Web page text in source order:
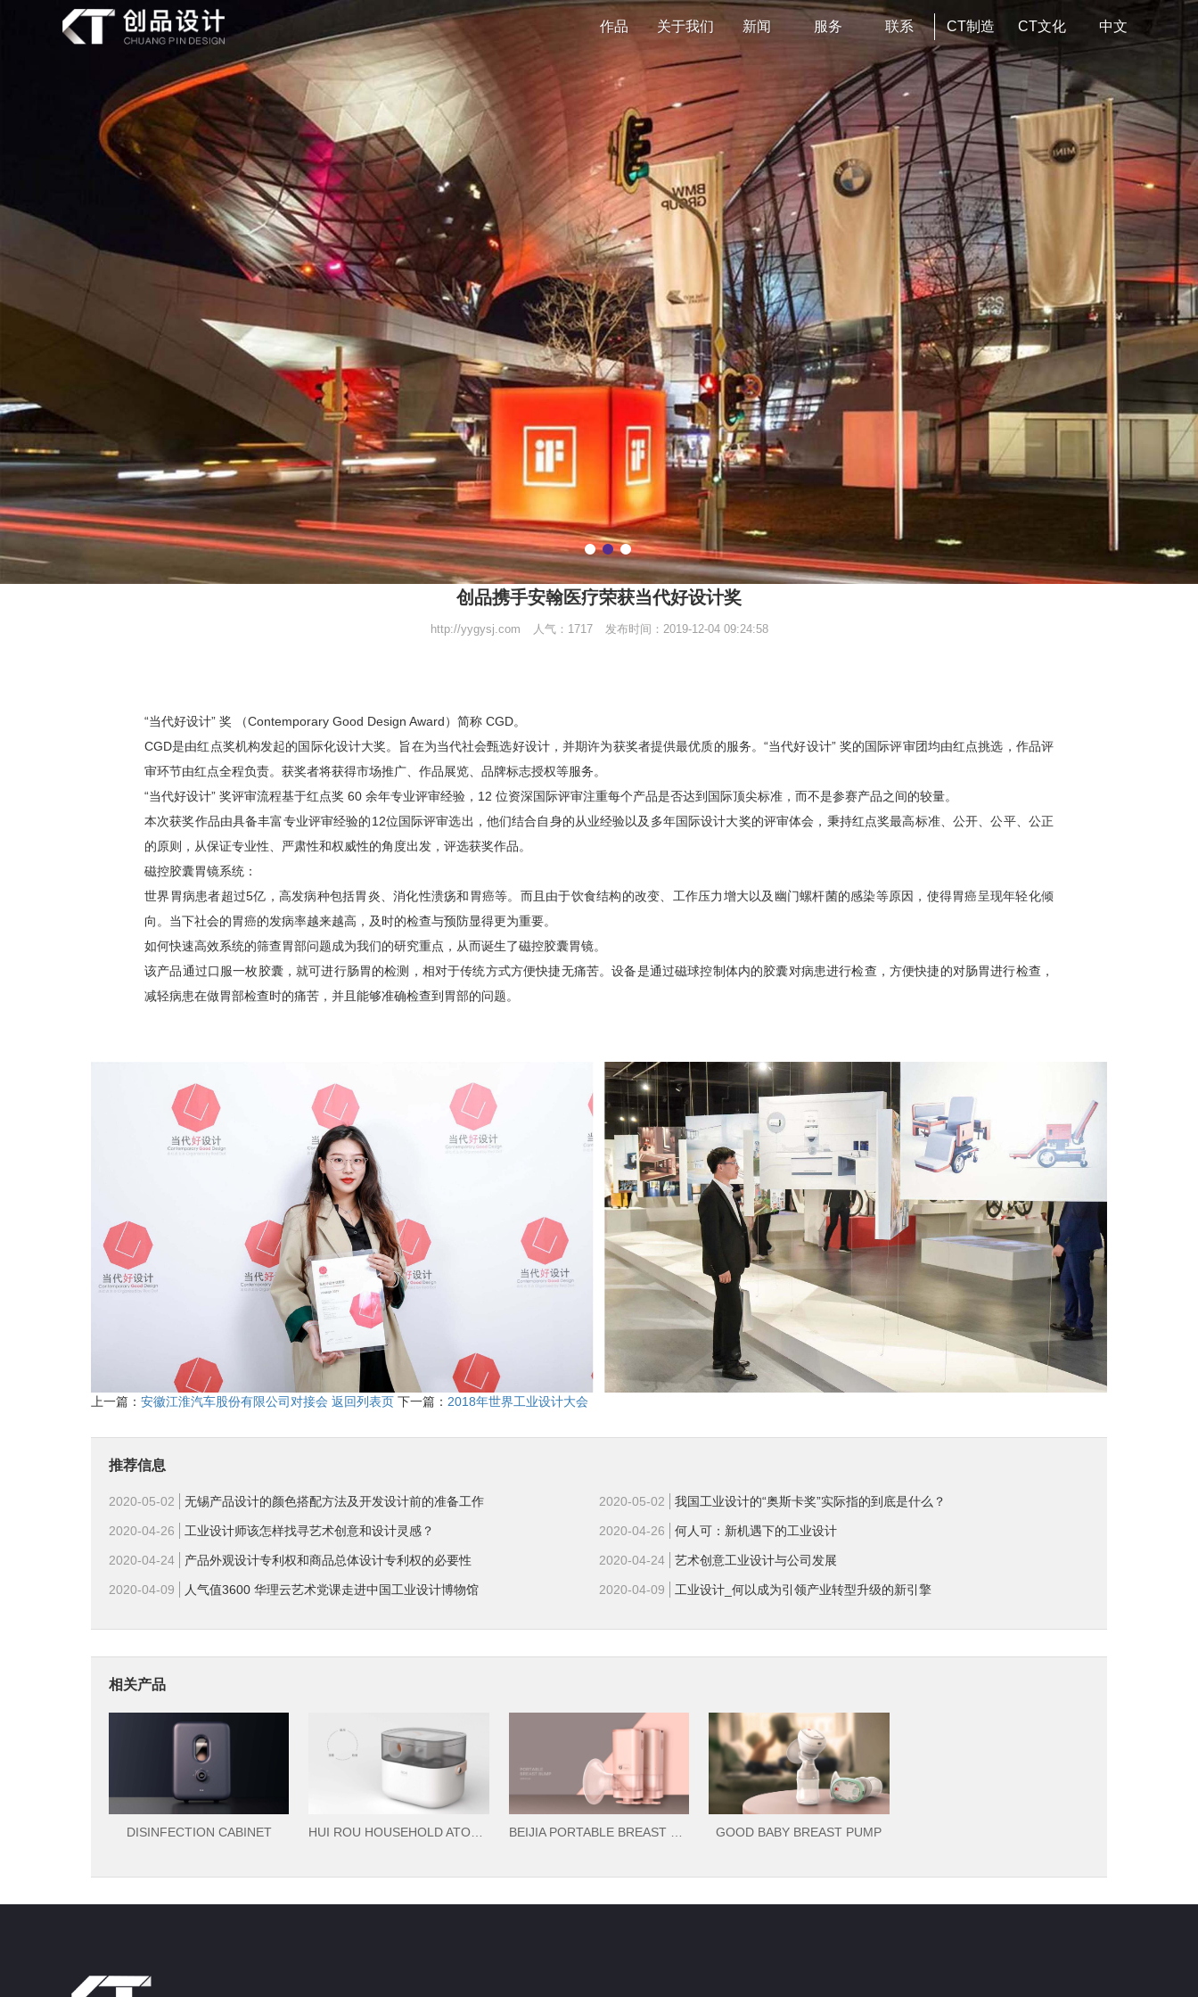
作品 关于我们 新闻 服务 联系 CT制造 CT文化 中文
创品携手安翰医疗荣获当代好设计奖
http://yygysj.com 人气：1717 发布时间：2019-12-04 09:24:58
“当代好设计” 奖 （Contemporary Good Design Award）简称 CGD。
CGD是由红点奖机构发起的国际化设计大奖。旨在为当代社会甄选好设计，并期许为获奖者提供最优质的服务。“当代好设计” 奖的国际评审团均由红点挑选，作品评
审环节由红点全程负责。获奖者将获得市场推广、作品展览、品牌标志授权等服务。
“当代好设计” 奖评审流程基于红点奖 60 余年专业评审经验，12 位资深国际评审注重每个产品是否达到国际顶尖标准，而不是参赛产品之间的较量。
本次获奖作品由具备丰富专业评审经验的12位国际评审选出，他们结合自身的从业经验以及多年国际设计大奖的评审体会，秉持红点奖最高标准、公开、公平、公正
的原则，从保证专业性、严肃性和权威性的角度出发，评选获奖作品。
磁控胶囊胃镜系统：
世界胃病患者超过5亿，高发病种包括胃炎、消化性溃疡和胃癌等。而且由于饮食结构的改变、工作压力增大以及幽门螺杆菌的感染等原因，使得胃癌呈现年轻化倾
向。当下社会的胃癌的发病率越来越高，及时的检查与预防显得更为重要。
如何快速高效系统的筛查胃部问题成为我们的研究重点，从而诞生了磁控胶囊胃镜。
该产品通过口服一枚胶囊，就可进行肠胃的检测，相对于传统方式方便快捷无痛苦。设备是通过磁球控制体内的胶囊对病患进行检查，方便快捷的对肠胃进行检查，
减轻病患在做胃部检查时的痛苦，并且能够准确检查到胃部的问题。
上一篇： 安徽江淮汽车股份有限公司对接会 返回列表页 下一篇： 2018年世界工业设计大会
推荐信息
2020-05-02 无锡产品设计的颜色搭配方法及开发设计前的准备工作 2020-05-02 我国工业设计的“奥斯卡奖”实际指的到底是什么？
2020-04-26 工业设计师该怎样找寻艺术创意和设计灵感？ 2020-04-26 何人可：新机遇下的工业设计
2020-04-24 产品外观设计专利权和商品总体设计专利权的必要性 2020-04-24 艺术创意工业设计与公司发展
2020-04-09 人气值3600 华理云艺术党课走进中国工业设计博物馆 2020-04-09 工业设计_何以成为引领产业转型升级的新引擎
相关产品
DISINFECTION CABINET HUI ROU HOUSEHOLD ATOMIZER BEIJIA PORTABLE BREAST PUMP GOOD BABY BREAST PUMP